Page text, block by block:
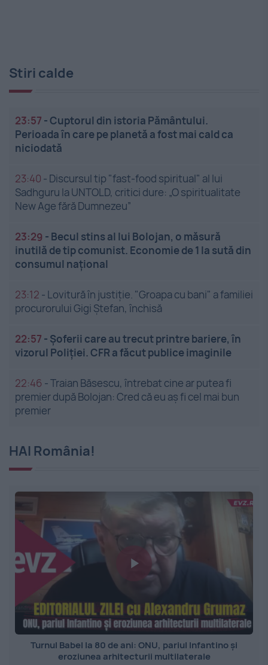
Stiri calde
23:57 -Cuptorul din istoria Pământului.
Perioada în care pe planetă a fost mai cald ca
niciodată
23:40 - Discursul tip "fast-food spiritual" al lui
Sadhguru la UNTOLD, critici dure: „O spiritualitate
New Age fără Dumnezeu”
23:29 - Becul stins al lui Bolojan, o măsură
inutilă de tip comunist. Economie de 1 la sută din
consumul național
23:12 - Lovitură în justiție. "Groapa cu bani" a familiei
procurorului Gigi Ștefan, închisă
22:57 - Șoferii care au trecut printre bariere, în
vizorul Poliției. CFR a făcut publice imaginile
22:46 -Traian Băsescu, întrebat cine ar putea fi
premier după Bolojan: Cred că eu aș fi cel mai bun
premier
HAI România!
Turnul Babel la 80 de ani: ONU, pariul Infantino și
eroziunea arhitecturii multilaterale